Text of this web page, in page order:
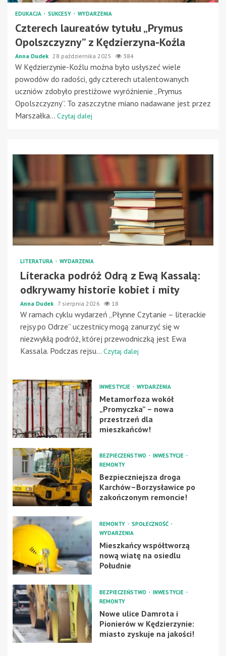
EDUKACJA SUKCESY WYDARZENIA
Czterech laureatów tytułu „Prymus
Opolszczyzny” z Kędzierzyna-Koźla
Anna Dudek 28 października 2025 384
W Kędzierzynie-Koźlu można było usłyszeć wiele
powodów do radości, gdy czterech utalentowanych
uczniów zdobyło prestiżowe wyróżnienie „Prymus
Opolszczyzny”. To zaszczytne miano nadawane jest przez
Marszałka... Czytaj dalej
LITERATURA WYDARZENIA
Literacka podróż Odrą z Ewą Kassalą:
odkrywamy historie kobiet i mity
Anna Dudek 7 sierpnia 2026 18
W ramach cyklu wydarzeń „Płynne Czytanie – literackie
rejsy po Odrze” uczestnicy mogą zanurzyć się w
niezwykłą podróż, której przewodniczką jest Ewa
Kassala. Podczas rejsu... Czytaj dalej
INWESTYCJE WYDARZENIA
Metamorfoza wokół
„Promyczka” – nowa
przestrzeń dla
mieszkańców!
BEZPIECZEŃSTWO
INWESTYCJE
REMONTY
Bezpieczniejsza droga
Karchów–Borzysławice po
zakończonym remoncie!
REMONTY
SPOŁECZNOŚĆ
WYDARZENIA
Mieszkańcy współtworzą
nową wiatę na osiedlu
Południe
BEZPIECZEŃSTWO
INWESTYCJE
REMONTY
Nowe ulice Damrota i
Pionierów w Kędzierzynie:
miasto zyskuje na jakości!